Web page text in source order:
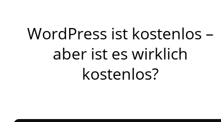
WordPress ist kostenlos –
aber ist es wirklich
kostenlos?